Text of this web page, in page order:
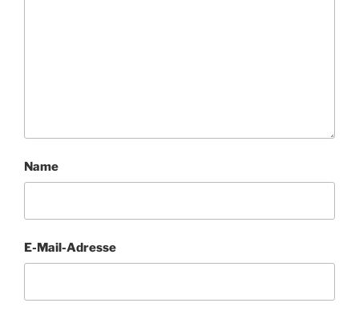
Name
E-Mail-Adresse